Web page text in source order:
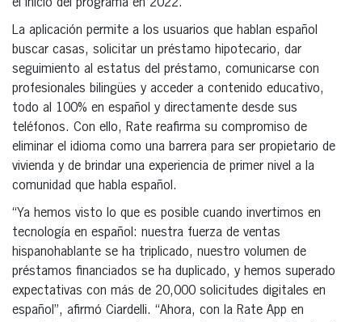
el inicio del programa en 2022.
La aplicación permite a los usuarios que hablan español
buscar casas, solicitar un préstamo hipotecario, dar
seguimiento al estatus del préstamo, comunicarse con
profesionales bilingües y acceder a contenido educativo,
todo al 100% en español y directamente desde sus
teléfonos. Con ello, Rate reafirma su compromiso de
eliminar el idioma como una barrera para ser propietario de
vivienda y de brindar una experiencia de primer nivel a la
comunidad que habla español.
“Ya hemos visto lo que es posible cuando invertimos en
tecnología en español: nuestra fuerza de ventas
hispanohablante se ha triplicado, nuestro volumen de
préstamos financiados se ha duplicado, y hemos superado
expectativas con más de 20,000 solicitudes digitales en
español”, afirmó Ciardelli. “Ahora, con la Rate App en